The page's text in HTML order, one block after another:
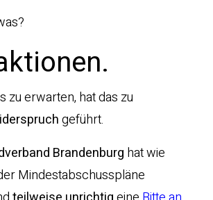
zu erwarten, hat das zu
geführt.
Brandenburg hat wie
Mindestabschusspläne